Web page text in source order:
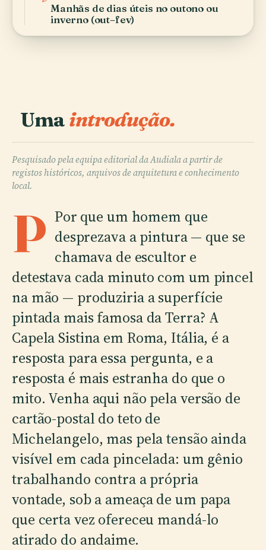
Manhãs de dias úteis no outono ou
inverno (out–fev)
Umaintrodução.
Pesquisado pela equipa editorial da Audiala a partir de
registos históricos, arquivos de arquitetura e conhecimento
local.
P Por que um homem que
desprezava a pintura — que se
chamava de escultor e
detestava cada minuto com um pincel
na mão — produziria a superfície
pintada mais famosa da Terra? A
Capela Sistina em Roma, Itália, é a
resposta para essa pergunta, e a
resposta é mais estranha do que o
mito. Venha aqui não pela versão de
cartão-postal do teto de
Michelangelo, mas pela tensão ainda
visível em cada pincelada: um gênio
trabalhando contra a própria
vontade, sob a ameaça de um papa
que certa vez ofereceu mandá-lo
atirado do andaime.